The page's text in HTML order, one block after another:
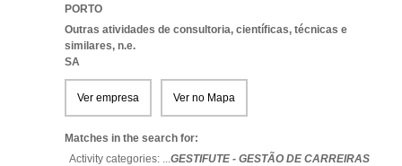
PORTO
Outras atividades de consultoria, científicas, técnicas e
similares, n.e.
SA
Ver empresa Ver no Mapa
Matches in the search for:
Activity categories: ...GESTIFUTE - GESTÃO DE CARREIRAS